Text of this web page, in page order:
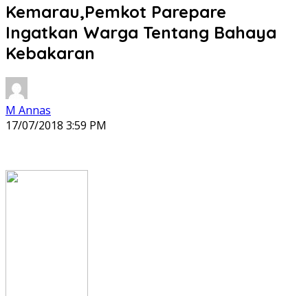
Kemarau,Pemkot Parepare
Ingatkan Warga Tentang Bahaya
Kebakaran
M Annas
17/07/2018 3:59 PM